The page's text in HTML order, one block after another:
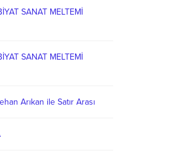
SANAT MELTEMİ
SANAT MELTEMİ
Arıkan ile Satır Arası